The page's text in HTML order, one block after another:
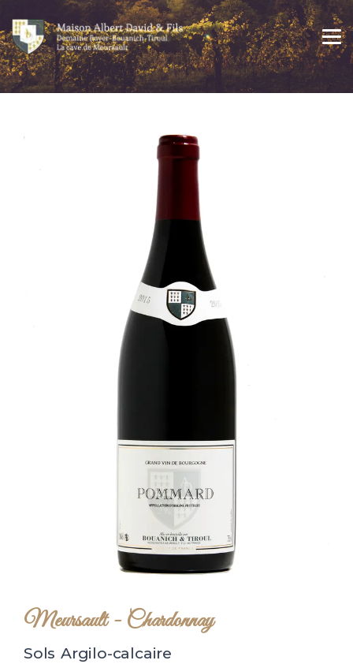
Meursault - Chardonnay
Sols Argilo-calcaire